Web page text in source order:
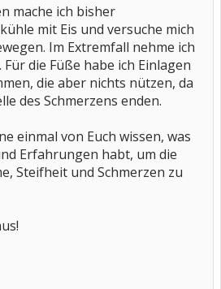
mache ich bisher
mit Eis und versuche mich
Im Extremfall nehme ich
die Füße habe ich Einlagen
die aber nichts nützen, da
des Schmerzens enden.
einmal von Euch wissen, was
Erfahrungen habt, um die
Steifheit und Schmerzen zu